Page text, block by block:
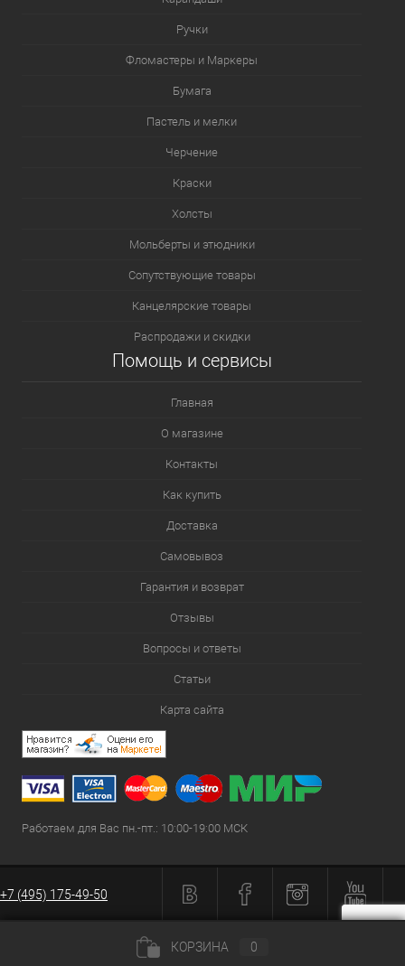
Ручки
Фломастеры и Маркеры
Бумага
Пастель и мелки
Черчение
Краски
Холсты
Мольберты и этюдники
Сопутствующие товары
Канцелярские товары
Распродажи и скидки
Помощь и сервисы
Главная
О магазине
Контакты
Как купить
Доставка
Самовывоз
Гарантия и возврат
Отзывы
Вопросы и ответы
Статьи
Карта сайта
Работаем для Вас пн.-пт.: 10:00-19:00 МСК
+7 (495) 175-49-50
КОРЗИНА 0